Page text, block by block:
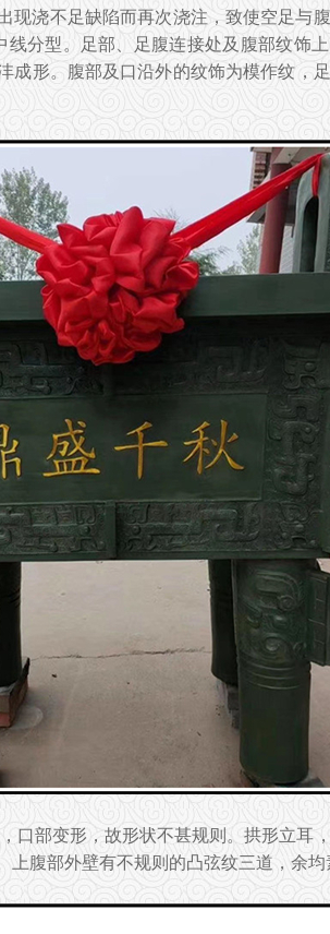
现浇不足缺陷而再次浇注，致使空足与
分型。足部、足腹连接处及腹部纹饰
成形。腹部及口沿外的纹饰为模作纹，
口部变形，故形状不甚规则。拱形立耳
腹部外壁有不规则的凸弦纹三道，余均